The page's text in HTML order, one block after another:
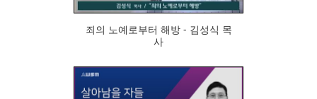
죄의 노예로부터 해방 - 김성식 목
사